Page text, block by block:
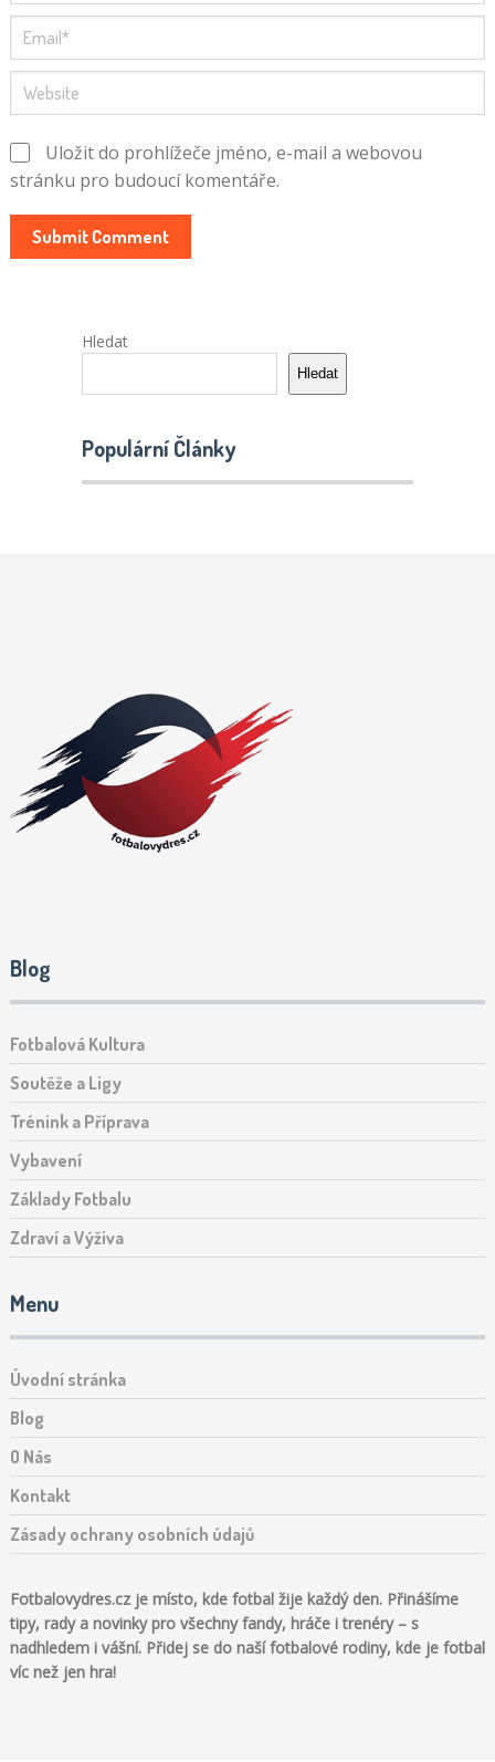
Uložit do prohlížeče jméno, e-mail a webovou
stránku pro budoucí komentáře.
Hledat
Hledat
Populární Články
Blog
Fotbalová Kultura
Soutěže a Ligy
Trénink a Příprava
Vybavení
Základy Fotbalu
Zdraví a Výživa
Menu
Úvodní stránka
Blog
O Nás
Kontakt
Zásady ochrany osobních údajů
Fotbalovydres.cz je místo, kde fotbal žije každý den. Přinášíme
tipy, rady a novinky pro všechny fandy, hráče i trenéry – s
nadhledem i vášní. Přidej se do naší fotbalové rodiny, kde je fotbal
víc než jen hra!